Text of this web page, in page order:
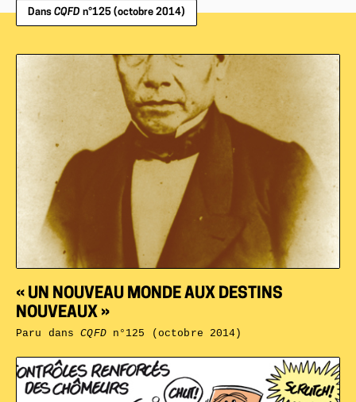
Dans CQFD n°125 (octobre 2014)
« UN NOUVEAU MONDE AUX DESTINS
NOUVEAUX »
Paru dansCQFDn°125 (octobre 2014)